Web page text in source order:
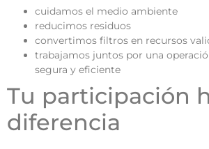
cuidamos el medio ambiente
reducimos residuos
convertimos filtros en recursos
trabajamos juntos por una
segura y eficiente
Tu participación
diferencia